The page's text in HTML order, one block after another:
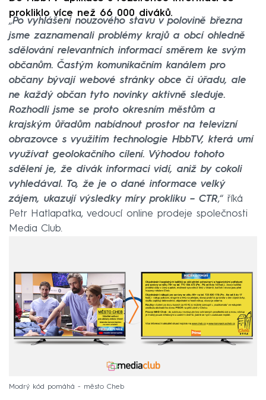
prokliklo více než 66 000 diváků.
„Po vyhlášení nouzového stavu v polovině března
jsme zaznamenali problémy krajů a obcí ohledně
sdělování relevantních informací směrem ke svým
občanům. Častým komunikačním kanálem pro
občany bývají webové stránky obce či úřadu, ale
ne každý občan tyto novinky aktivně sleduje.
Rozhodli jsme se proto okresním městům a
krajským ůřadům nabídnout prostor na televizní
obrazovce s využitím technologie HbbTV, která umí
využívat geolokačního cílení. Výhodou tohoto
sdělení je, že divák informaci vidí, aniž by cokoli
vyhledával. To, že je o dané informace velký
zájem, ukazují výsledky míry prokliku – CTR,“ říká
Petr Hatlapatka, vedoucí online prodeje společnosti
Media Club.
Modrý kód pomáhá - město Cheb